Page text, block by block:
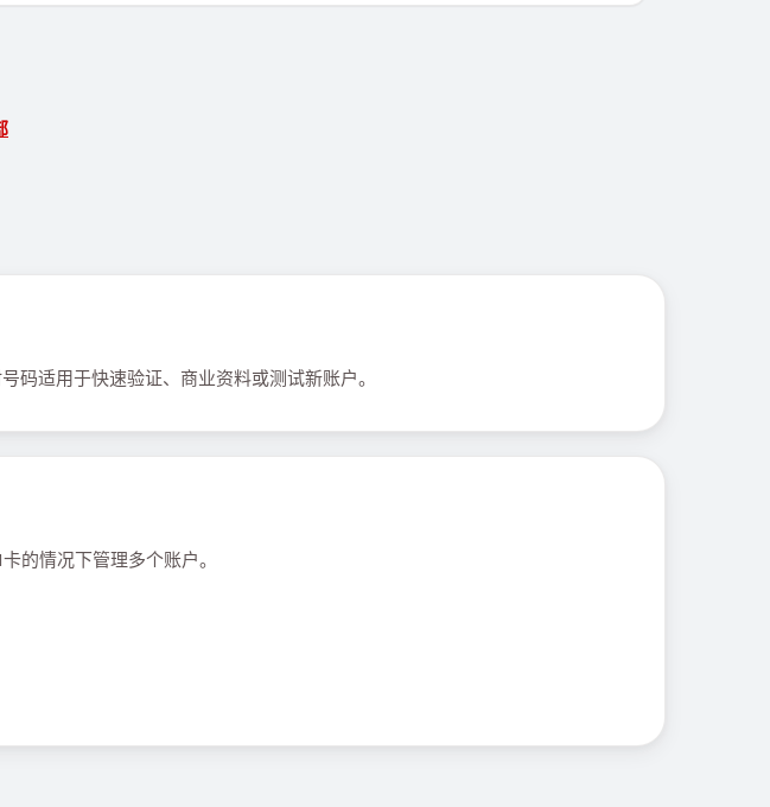
码适用于快速验证、商业资料或测试新账户。
的情况下管理多个账户。